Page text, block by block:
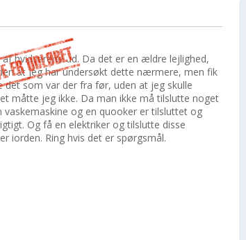
hvidvarene ud. Da det er en ældre lejlighed,
at jeg har undersøkt dette nærmere, men fik
som var der fra før, uden at jeg skulle
måtte jeg ikke. Da man ikke må tilslutte noget
vaskemaskine og en quooker er tilsluttet og
Og få en elektriker og tilslutte disse
iorden. Ring hvis det er spørgsmål.